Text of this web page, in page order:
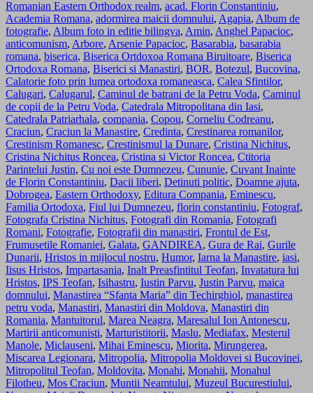
Romanian Eastern Orthodox realm, acad. Florin Constantiniu,
Academia Romana, adormirea maicii domnului, Agapia, Album de
fotografie, Album foto in editie bilingva, Amin, Anghel Papacioc,
anticomunism, Arbore, Arsenie Papacioc, Basarabia, basarabia
romana, biserica, Biserica Ortdoxoa Romana Biruitoare, Biserica
Ortodoxa Romana, Biserici si Manastiri, BOR, Botezul, Bucovina,
Calatorie foto prin lumea ortodoxa romaneasca, Calea Sfintilor,
Calugari, Calugarul, Caminul de batrani de la Petru Voda, Caminul
de copii de la Petru Voda, Catedrala Mitropolitana din Iasi,
Catedrala Patriarhala, compania, Copou, Corneliu Codreanu,
Craciun, Craciun la Manastire, Credinta, Crestinarea romanilor,
Crestinism Romanesc, Crestinismul la Dunare, Cristina Nichitus,
Cristina Nichitus Roncea, Cristina si Victor Roncea, Ctitoria
Parintelui Justin, Cu noi este Dumnezeu, Cununie, Cuvant Inainte
de Florin Constantiniu, Dacii liberi, Detinuti politic, Doamne ajuta,
Dobrogea, Eastern Orthodoxy, Editura Compania, Eminescu,
Familia Ortodoxa, Fiul lui Dumnezeu, florin constantiniu, Fotograf,
Fotografa Cristina Nichitus, Fotografi din Romania, Fotografi
Romani, Fotografie, Fotografii din manastiri, Frontul de Est,
Frumusetile Romaniei, Galata, GANDIREA, Gura de Rai, Gurile
Dunarii, Hristos in mijlocul nostru, Humor, Iarna la Manastire, iasi,
Iisus Hristos, Impartasania, Inalt Preasfintitul Teofan, Invatatura lui
Hristos, IPS Teofan, Isihastru, Iustin Parvu, Justin Parvu, maica
domnului, Manastirea “Sfanta Maria” din Techirghiol, manastirea
petru voda, Manastiri, Manastiri din Moldova, Manastiri din
Romania, Mantuitorul, Marea Neagra, Maresalul Ion Antonescu,
Martirii anticomunisti, Marturistitorii, Maslu, Mediafax, Mesterul
Manole, Miclauseni, Mihai Eminescu, Miorita, Mirungerea,
Miscarea Legionara, Mitropolia, Mitropolia Moldovei si Bucovinei,
Mitropolitul Teofan, Moldovita, Monahi, Monahii, Monahul
Filotheu, Mos Craciun, Muntii Neamtului, Muzeul Bucurestiului,